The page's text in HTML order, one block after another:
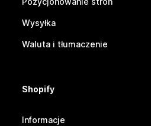
Wysyłka
Waluta i tłumaczenie
Shopify
Informacje